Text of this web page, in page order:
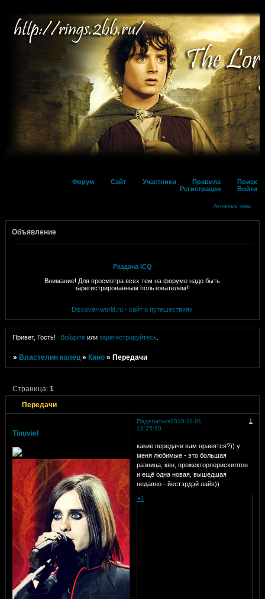
Форум Сайт Участники Правила
Поиск
Регистрация
Войти
Активные темы
Объявление
Раздача ICQ
Внимание! Для просмотра всех тем на форуме надо быть
зарегистрированным пользователем!!
Discover-world.ru - сайт о путешествиях
Привет, Гость! Войдите илизарегистрируйтесь
» Властелин колец » Кино » Передачи
Передачи
Страница:1
Поделиться 1
2010-11-01
13:25:20
Tinuviel
какие передачи вам нравятся?)) у
меня любимые - это большая
разница, квн, прожекторперисхилтон
и ещё одна новая, вышедшая
недавно - йестэрдэй лайв))
+1